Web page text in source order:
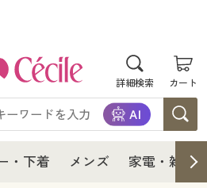
詳細検索 カート
・下着 メンズ 家電・雑貨